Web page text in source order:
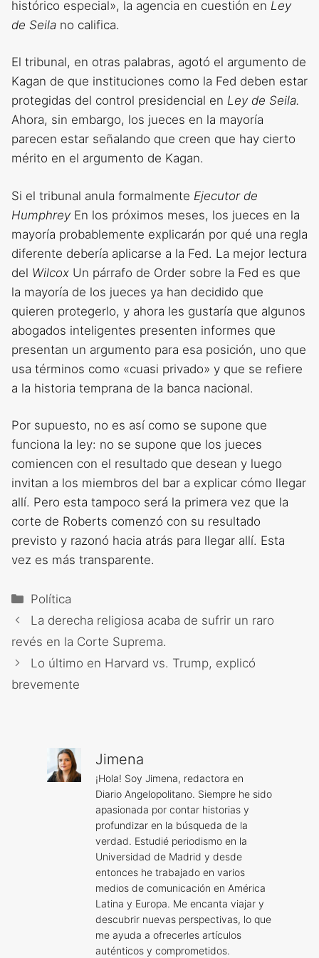
histórico especial», la agencia en cuestión en Ley
de Seila no califica.
El tribunal, en otras palabras, agotó el argumento de
Kagan de que instituciones como la Fed deben estar
protegidas del control presidencial en Ley de Seila.
Ahora, sin embargo, los jueces en la mayoría
parecen estar señalando que creen que hay cierto
mérito en el argumento de Kagan.
Si el tribunal anula formalmente Ejecutor de
Humphrey En los próximos meses, los jueces en la
mayoría probablemente explicarán por qué una regla
diferente debería aplicarse a la Fed. La mejor lectura
del Wilcox Un párrafo de Order sobre la Fed es que
la mayoría de los jueces ya han decidido que
quieren protegerlo, y ahora les gustaría que algunos
abogados inteligentes presenten informes que
presentan un argumento para esa posición, uno que
usa términos como «cuasi privado» y que se refiere
a la historia temprana de la banca nacional.
Por supuesto, no es así como se supone que
funciona la ley: no se supone que los jueces
comiencen con el resultado que desean y luego
invitan a los miembros del bar a explicar cómo llegar
allí. Pero esta tampoco será la primera vez que la
corte de Roberts comenzó con su resultado
previsto y razonó hacia atrás para llegar allí. Esta
vez es más transparente.
Categorías
Política
La derecha religiosa acaba de sufrir un raro
revés en la Corte Suprema.
Lo último en Harvard vs. Trump, explicó
brevemente
Jimena
¡Hola! Soy Jimena, redactora en
Diario Angelopolitano. Siempre he sido
apasionada por contar historias y
profundizar en la búsqueda de la
verdad. Estudié periodismo en la
Universidad de Madrid y desde
entonces he trabajado en varios
medios de comunicación en América
Latina y Europa. Me encanta viajar y
descubrir nuevas perspectivas, lo que
me ayuda a ofrecerles artículos
auténticos y comprometidos.